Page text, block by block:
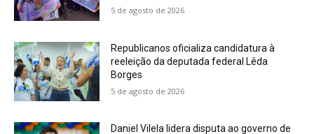
5 de agosto de 2026
Republicanos oficializa candidatura à
reeleição da deputada federal Lêda
Borges
5 de agosto de 2026
Daniel Vilela lidera disputa ao governo de